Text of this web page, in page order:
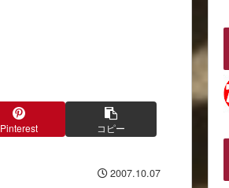
Pinterest コピー
2007.10.07